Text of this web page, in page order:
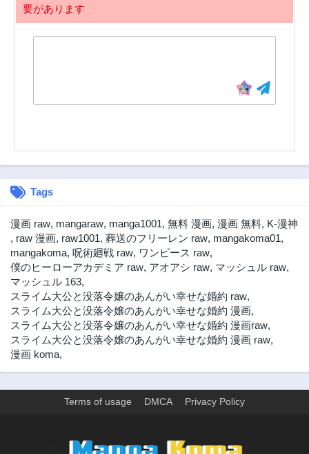
第4話
要があります
Tags
漫画 raw, mangaraw, manga1001, 無料 漫画, 漫画 無料, K-漫神
, raw 漫画, raw1001, 葬送のフリーレン raw, mangakoma01,
mangakoma, 呪術廻戦 raw, ワンピース raw,
僕のヒーローアカデミア raw, アオアシ raw, マッシュル raw,
マッシュル 163,
スライム大公と没落令嬢のあんがい幸せな婚約 raw,
スライム大公と没落令嬢のあんがい幸せな婚約 漫画,
スライム大公と没落令嬢のあんがい幸せな婚約 漫画raw,
スライム大公と没落令嬢のあんがい幸せな婚約 漫画 raw,
漫画 koma,
Terms of usage DMCA Privacy Policy